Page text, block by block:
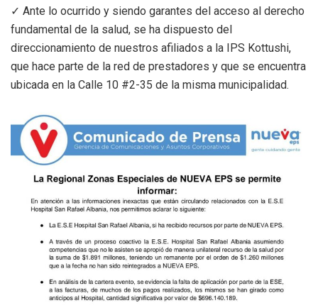
✓ Ante lo ocurrido y siendo garantes del acceso al derecho
fundamental de la salud, se ha dispuesto del
direccionamiento de nuestros afiliados a la IPS Kottushi,
que hace parte de la red de prestadores y que se encuentra
ubicada en la Calle 10 #2-35 de la misma municipalidad.